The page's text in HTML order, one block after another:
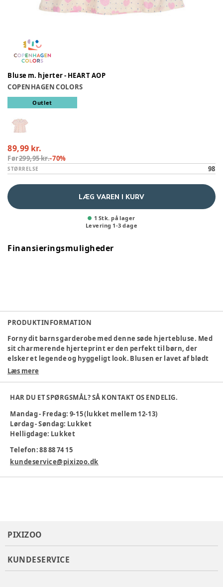
Bluse m. hjerter - HEART AOP
COPENHAGEN COLORS
Outlet
89,99 kr.
Før299,95 kr.-70%
STØRRELSE 98
LÆG VAREN I KURV
1 Stk. på lager
Levering 1-3 dage
Finansieringsmuligheder
PRODUKTINFORMATION
Forny dit barns garderobe med denne søde hjertebluse. Med
sit charmerende hjerteprint er den perfekt til børn, der
elsker et legende og hyggeligt look. Blusen er lavet af blødt
og behageligt materiale, der sikrer komfort hele dagen –
Materiale:Økologisk bomuld
Producent:Copenhagen Colors, Rosenvængets Allé 8, st.th.,
2100 København, Danmark, rmh@copenhagencolors.com,
www.copenhagencolors.dk
Produktionsland
Tøj størrelse:98 cm / 3 år
Læs mere
HAR DU ET SPØRGSMÅL? SÅ KONTAKT OS ENDELIG.
Mandag - Fredag: 9-15 (lukket mellem 12-13)
Lørdag - Søndag: Lukket
Helligdage: Lukket
Telefon: 88 88 74 15
kundeservice@pixizoo.dk
PIXIZOO
KUNDESERVICE